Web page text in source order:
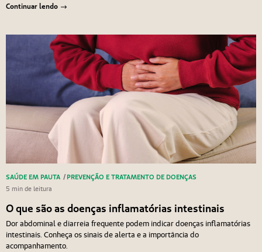
Continuar lendo
SAÚDE EM PAUTA / PREVENÇÃO E TRATAMENTO DE DOENÇAS
5 min de leitura
O que são as doenças inflamatórias intestinais
Dor abdominal e diarreia frequente podem indicar doenças inflamatórias
intestinais. Conheça os sinais de alerta e a importância do
acompanhamento.